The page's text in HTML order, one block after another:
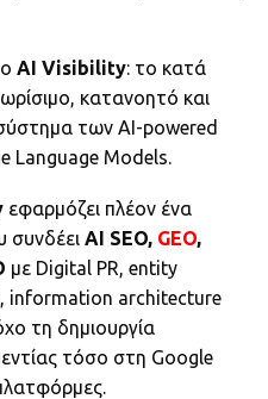
AI Visibility: το κατά
κατανοητό και
των AI-powered
Language Models.
εφαρμόζει πλέον ένα
συνδέει AI SEO, GEO,
με Digital PR, entity
information architecture
τη δημιουργία
τόσο στη Google